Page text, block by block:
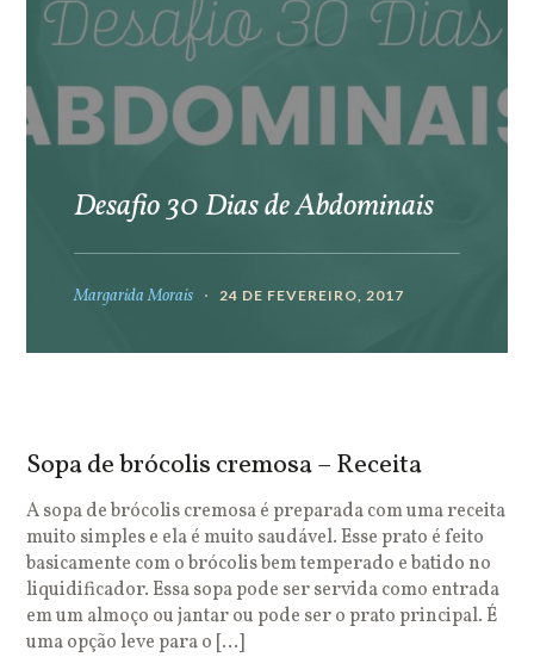
Desafio 30 Dias de Abdominais
Margarida Morais 24 DE FEVEREIRO, 2017
Sopa de brócolis cremosa – Receita
A sopa de brócolis cremosa é preparada com uma receita
muito simples e ela é muito saudável. Esse prato é feito
basicamente com o brócolis bem temperado e batido no
liquidificador. Essa sopa pode ser servida como entrada
em um almoço ou jantar ou pode ser o prato principal. É
uma opção leve para o […]